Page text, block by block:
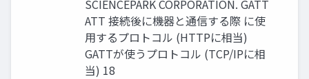
SCIENCEPARK CORPORATION. GATT
ATT 接続後に機器と通信する際 に使
用するプロトコル (HTTPに相当)
GATTが使うプロトコル (TCP/IPに相
当) 18